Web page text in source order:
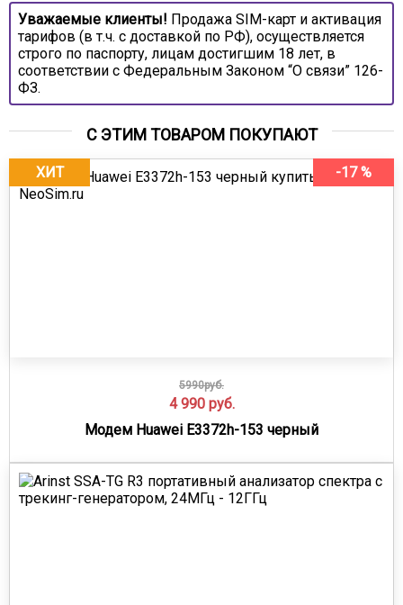
Уважаемые клиенты! Продажа SIM-карт и активация
тарифов (в т.ч. с доставкой по РФ), осуществляется
строго по паспорту, лицам достигшим 18 лет, в
соответствии с Федеральным Законом “О связи” 126-
ФЗ.
С ЭТИМ ТОВАРОМ ПОКУПАЮТ
-17 %
ХИТ
5990руб.
4 990 руб.
Модем Huawei E3372h-153 черный